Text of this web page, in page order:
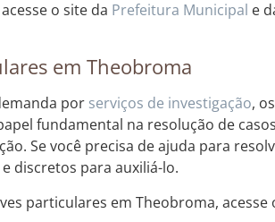
o site da Prefeitura Municipal e
em Theobroma
por serviços de investigação, os
fundamental na resolução de
Se você precisa de ajuda para
discretos para auxiliá-lo.
particulares em Theobroma, acesse